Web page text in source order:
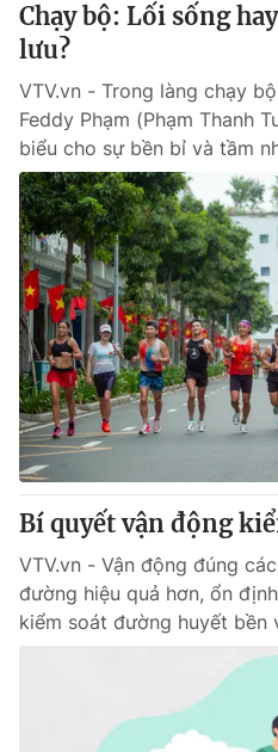
VTV9
Liên hệ tòa soạn
THỜI BÁO VTV
Theo dõi báo trên
Cơ quan chủ quản:Đài Truyền
Cơ quan báo chí:Thời báo VTV
Giấy phép hoạt động báo in và
cấp ngày 29/12/2023
Tổng Biên tập:Vũ Thanh Thủy
Phó Tổng Biên tập:Nguyễn Thị
Nguyễn Trọng Ninh
Tổng đài VTV:024.38 355 931
Ðiện thoại Thời báo VTV:024.66
024-
Chạy bộ: Lối sống
lưu?
VTV.vn - Trong làng chạy
Feddy Phạm (Phạm Thanh
biểu cho sự bền bỉ và tầm
Bí quyết vận động
VTV.vn - Vận động đúng
đường hiệu quả hơn, ổn
kiểm soát đường huyết bền